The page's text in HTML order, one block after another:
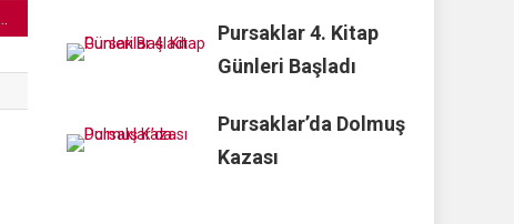
Pursaklar 4. Kitap
Günleri Başladı
Pursaklar’da Dolmuş
Kazası